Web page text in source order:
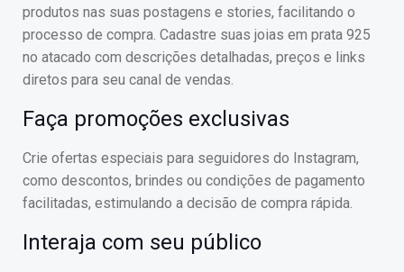
produtos nas suas postagens e stories, facilitando o
processo de compra. Cadastre suas joias em prata 925
no atacado com descrições detalhadas, preços e links
diretos para seu canal de vendas.
Faça promoções exclusivas
Crie ofertas especiais para seguidores do Instagram,
como descontos, brindes ou condições de pagamento
facilitadas, estimulando a decisão de compra rápida.
Interaja com seu público